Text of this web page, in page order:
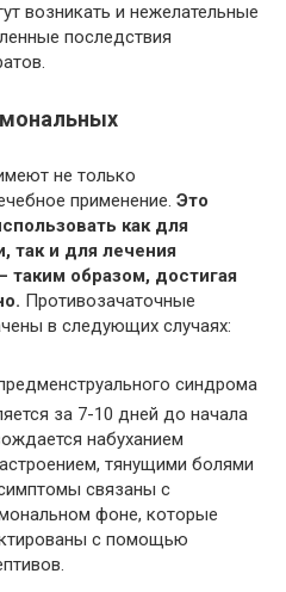
возникать и нежелательные
последствия
не только
применение. Это
как для
так и для лечения
таким образом, достигая
Противозачаточные
в следующих случаях:
синдрома
за 7-10 дней до начала
набуханием
тянущими болями
связаны с
фоне, которые
с помощью